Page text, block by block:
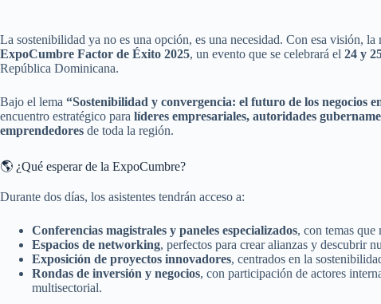
La sostenibilidad ya no es una opción, es una necesidad. Con esa visión, la
ExpoCumbre Factor de Éxito 2025, un evento que se celebrará el 24 y
República Dominicana.
Bajo el lema “Sostenibilidad y convergencia: el futuro de los negocios
encuentro estratégico para líderes empresariales, autoridades
emprendedores de toda la región.
🌎 ¿Qué esperar de la ExpoCumbre?
Durante dos días, los asistentes tendrán acceso a:
Conferencias magistrales y paneles especializados, con temas que
Espacios de networking, perfectos para crear alianzas y descubrir
Exposición de proyectos innovadores, centrados en la
Rondas de inversión y negocios, con participación de actores
multisectorial.